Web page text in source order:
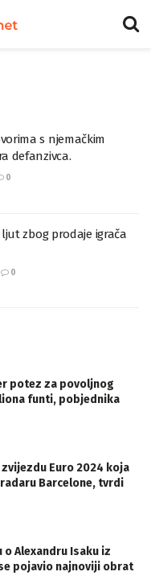
s njemačkim
defanzivca.
0
zbog prodaje igrača
0
potez za povoljnog
funti, pobjednika
Euro 2024 koja
Barcelone, tvrdi
Alexandru Isaku iz
pojavio najnoviji obrat